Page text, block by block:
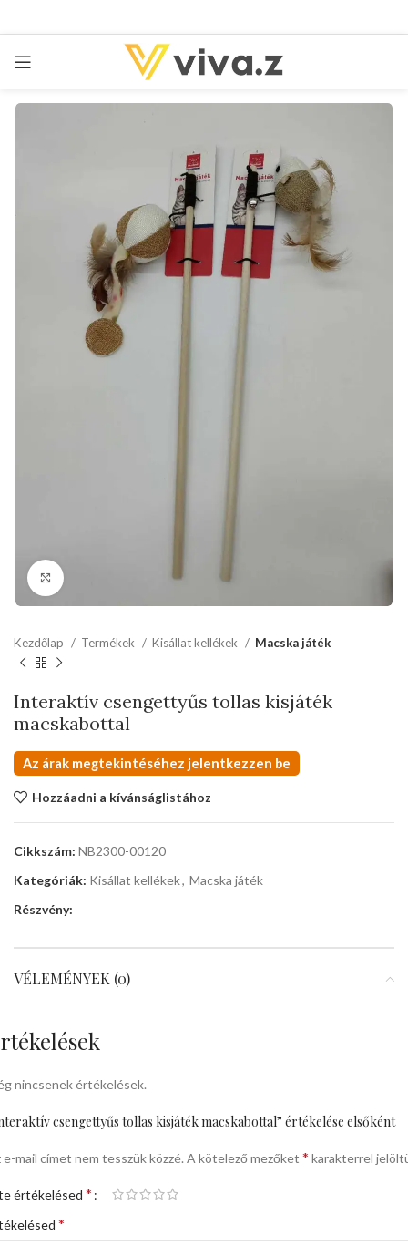
kattints a kinagyításhoz
Kezdőlap Termékek Kisállat kellékek Macska játék
Interaktív csengettyűs tollas kisjáték
macskabottal
Az árak megtekintéséhez jelentkezzen be
Hozzáadni a kívánságlistához
Cikkszám: NB2300-00120
Kategóriák: Kisállat kellékek, Macska játék
Részvény:
VÉLEMÉNYEK (0)
nincsenek értékelések.
csengettyűs tollas kisjáték macskabottal” értékelése elsőként
e-mail címet nem tesszük közzé. A kötelező mezőket * karakterrel
értékelésed *
*